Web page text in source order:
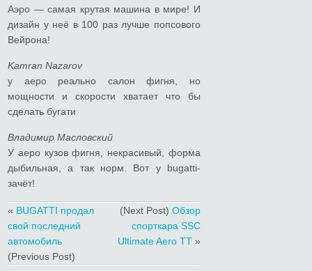
Аэро — самая крутая машина в мире! И
дизайн у неё в 100 раз лучше попсового
Вейрона!
Kamran Nazarov
у аеро реально салон фигня, но
мощности и скорости хватает что бы
сделать бугати
Владимир Масловский
У аеро кузов фигня, некрасивый, форма
дыбильная, а так норм. Вот у bugatti-
зачёт!
« BUGATTI продал
свой последний
автомобиль
(Previous Post)
(Next Post) Обзор
спорткара SSC
Ultimate Aero TT»